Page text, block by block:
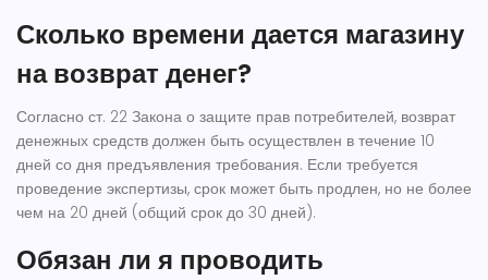
Сколько времени дается магазину
на возврат денег?
Согласно ст. 22 Закона о защите прав потребителей, возврат
денежных средств должен быть осуществлен в течение 10
дней со дня предъявления требования. Если требуется
проведение экспертизы, срок может быть продлен, но не более
чем на 20 дней (общий срок до 30 дней).
Обязан ли я проводить